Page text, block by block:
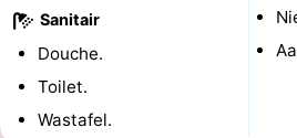
Het
Contact
Sanitair
Douche.
Toilet.
Wastafel.